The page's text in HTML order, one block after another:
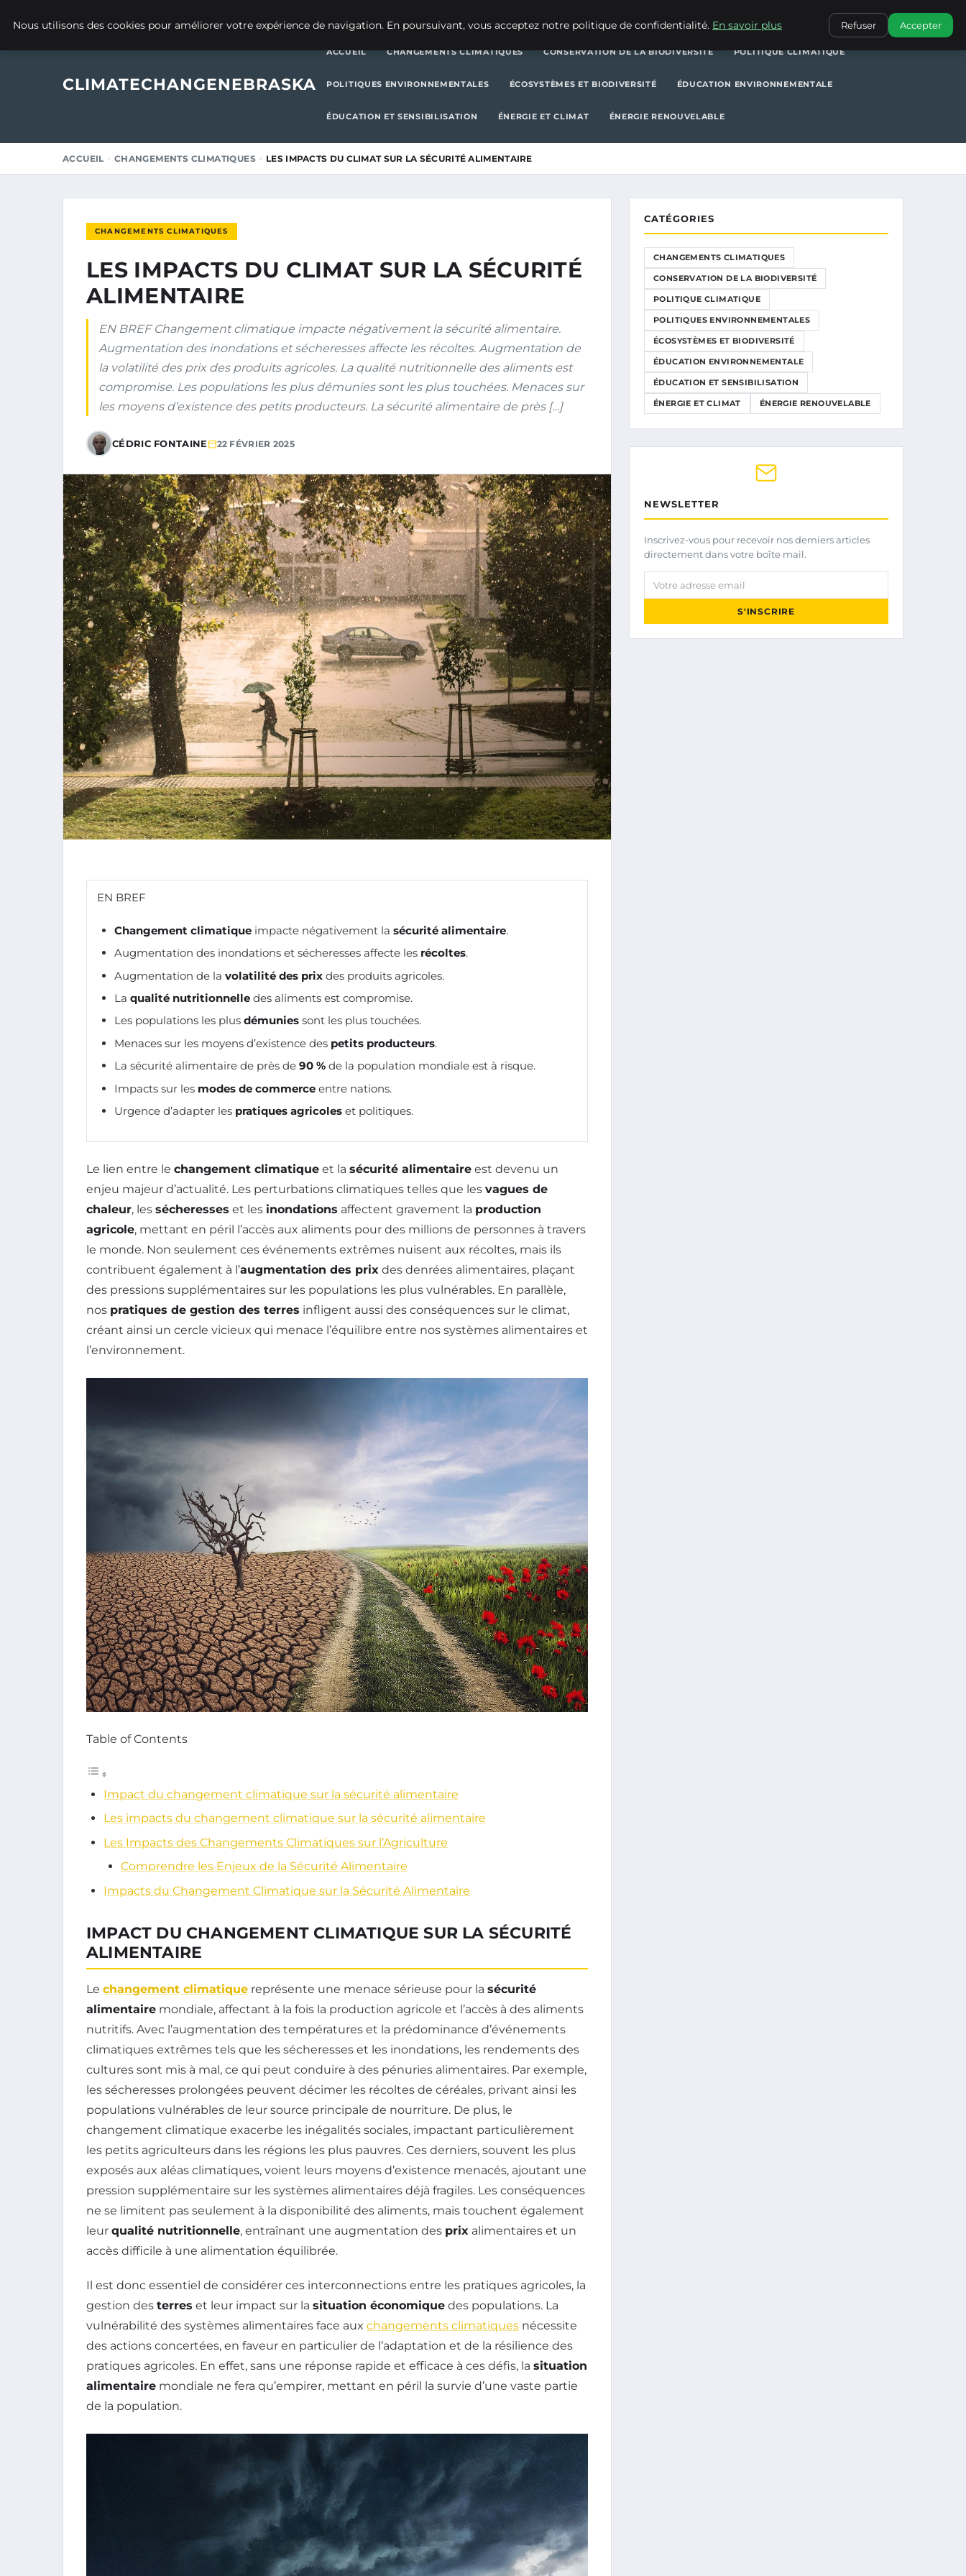
POLITIQUES ENVIRONNEMENTALES
CLIMATECHANGENEBRASKA
ACCUEIL CHANGEMENTS CLIMATIQUES CONSERVATION DE LA BIODIVERSITÉ POLITIQUE CLIMATIQUE
POLITIQUES ENVIRONNEMENTALES ÉCOSYSTÈMES ET BIODIVERSITÉ ÉDUCATION ENVIRONNEMENTALE
ÉDUCATION ET SENSIBILISATION ÉNERGIE ET CLIMAT ÉNERGIE RENOUVELABLE
ACCUEIL CHANGEMENTS CLIMATIQUES LES IMPACTS DU CLIMAT SUR LA SÉCURITÉ ALIMENTAIRE
CHANGEMENTS CLIMATIQUES
LES IMPACTS DU CLIMAT SUR LA SÉCURITÉ
ALIMENTAIRE
EN BREF Changement climatique impacte négativement la sécurité alimentaire.
Augmentation des inondations et sécheresses affecte les récoltes. Augmentation de
la volatilité des prix des produits agricoles. La qualité nutritionnelle des aliments est
compromise. Les populations les plus démunies sont les plus touchées. Menaces sur
les moyens d’existence des petits producteurs. La sécurité alimentaire de près […]
CÉDRIC FONTAINE 22 FÉVRIER 2025
EN BREF
Changement climatique impacte négativement la sécurité alimentaire.
Augmentation des inondations et sécheresses affecte les récoltes.
Augmentation de la volatilité des prix des produits agricoles.
La qualité nutritionnelle des aliments est compromise.
Les populations les plus démunies sont les plus touchées.
Menaces sur les moyens d’existence des petits producteurs.
La sécurité alimentaire de près de 90 % de la population mondiale est à risque.
Impacts sur les modes de commerce entre nations.
Urgence d’adapter les pratiques agricoles et politiques.
Le lien entre le changement climatique et la sécurité alimentaire est devenu un
enjeu majeur d’actualité. Les perturbations climatiques telles que les vagues de
chaleur, les sécheresses et les inondations affectent gravement la production
agricole, mettant en péril l’accès aux aliments pour des millions de personnes à travers
le monde. Non seulement ces événements extrêmes nuisent aux récoltes, mais ils
contribuent également à l’augmentation des prix des denrées alimentaires, plaçant
des pressions supplémentaires sur les populations les plus vulnérables. En parallèle,
nos pratiques de gestion des terres infligent aussi des conséquences sur le climat,
créant ainsi un cercle vicieux qui menace l’équilibre entre nos systèmes alimentaires et
l’environnement.
Table of Contents
Impact du changement climatique sur la sécurité alimentaire
Les impacts du changement climatique sur la sécurité alimentaire
Les Impacts des Changements Climatiques sur l’Agriculture
Comprendre les Enjeux de la Sécurité Alimentaire
Impacts du Changement Climatique sur la Sécurité Alimentaire
IMPACT DU CHANGEMENT CLIMATIQUE SUR LA SÉCURITÉ
ALIMENTAIRE
Le changement climatique représente une menace sérieuse pour la sécurité
alimentaire mondiale, affectant à la fois la production agricole et l’accès à des aliments
nutritifs. Avec l’augmentation des températures et la prédominance d’événements
climatiques extrêmes tels que les sécheresses et les inondations, les rendements des
cultures sont mis à mal, ce qui peut conduire à des pénuries alimentaires. Par exemple,
les sécheresses prolongées peuvent décimer les récoltes de céréales, privant ainsi les
populations vulnérables de leur source principale de nourriture. De plus, le
changement climatique exacerbe les inégalités sociales, impactant particulièrement
les petits agriculteurs dans les régions les plus pauvres. Ces derniers, souvent les plus
exposés aux aléas climatiques, voient leurs moyens d’existence menacés, ajoutant une
pression supplémentaire sur les systèmes alimentaires déjà fragiles. Les conséquences
ne se limitent pas seulement à la disponibilité des aliments, mais touchent également
leur qualité nutritionnelle, entraînant une augmentation des prix alimentaires et un
accès difficile à une alimentation équilibrée.
Il est donc essentiel de considérer ces interconnections entre les pratiques agricoles, la
gestion des terres et leur impact sur la situation économique des populations. La
vulnérabilité des systèmes alimentaires face aux changements climatiques nécessite
des actions concertées, en faveur en particulier de l’adaptation et de la résilience des
pratiques agricoles. En effet, sans une réponse rapide et efficace à ces défis, la situation
alimentaire mondiale ne fera qu’empirer, mettant en péril la survie d’une vaste partie
de la population.
CATÉGORIES
CHANGEMENTS CLIMATIQUES
CONSERVATION DE LA BIODIVERSITÉ
POLITIQUE CLIMATIQUE
POLITIQUES ENVIRONNEMENTALES
ÉCOSYSTÈMES ET BIODIVERSITÉ
ÉDUCATION ENVIRONNEMENTALE
ÉDUCATION ET SENSIBILISATION
ÉNERGIE ET CLIMAT ÉNERGIE RENOUVELABLE
NEWSLETTER
Inscrivez-vous pour recevoir nos derniers articles
directement dans votre boîte mail.
Votre adresse email
S'INSCRIRE
Nous utilisons des cookies pour améliorer votre expérience de navigation. En poursuivant, vous acceptez notre politique de confidentialité. En savoir plus Refuser Accepter